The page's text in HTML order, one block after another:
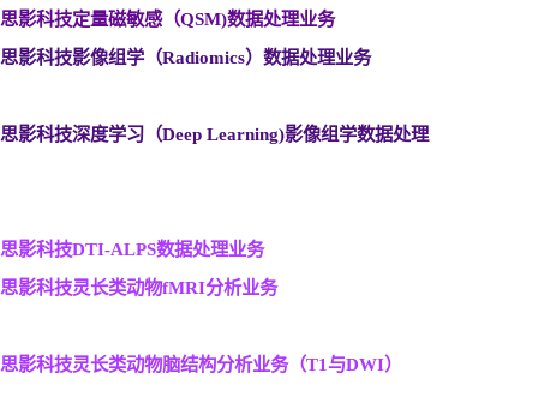
思影科技定量磁敏感（QSM)数据处理业务
思影科技影像组学（Radiomics）数据处理业务
思影科技深度学习（Deep Learning)影像组学数据处理
思影科技DTI-ALPS数据处理业务
思影科技灵长类动物fMRI分析业务
思影科技灵长类动物脑结构分析业务（T1与DWI）